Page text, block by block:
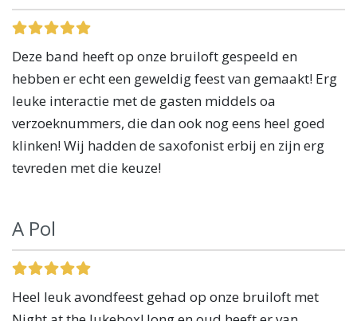
Deze band heeft op onze bruiloft gespeeld en
hebben er echt een geweldig feest van gemaakt! Erg
leuke interactie met de gasten middels oa
verzoeknummers, die dan ook nog eens heel goed
klinken! Wij hadden de saxofonist erbij en zijn erg
tevreden met die keuze!
A Pol
Heel leuk avondfeest gehad op onze bruiloft met